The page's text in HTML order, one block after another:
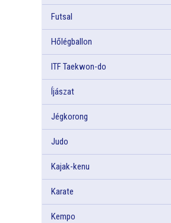
Futsal
Hőlégballon
ITF Taekwon-do
Íjászat
Jégkorong
Judo
Kajak-kenu
Karate
Kempo